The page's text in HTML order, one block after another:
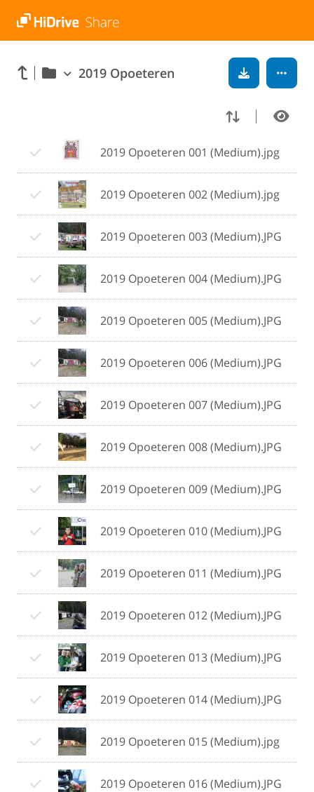
2019 Opoeteren
2019 Opoeteren 001 (Medium).jpg
2019 Opoeteren 002 (Medium).jpg
2019 Opoeteren 003 (Medium).JPG
2019 Opoeteren 004 (Medium).JPG
2019 Opoeteren 005 (Medium).JPG
2019 Opoeteren 006 (Medium).JPG
2019 Opoeteren 007 (Medium).JPG
2019 Opoeteren 008 (Medium).JPG
2019 Opoeteren 009 (Medium).JPG
2019 Opoeteren 010 (Medium).JPG
2019 Opoeteren 011 (Medium).JPG
2019 Opoeteren 012 (Medium).JPG
2019 Opoeteren 013 (Medium).JPG
2019 Opoeteren 014 (Medium).JPG
2019 Opoeteren 015 (Medium).jpg
2019 Opoeteren 016 (Medium).JPG